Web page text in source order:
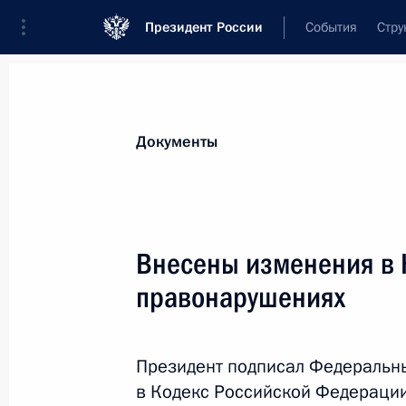
Президент России События
перечней главных
администраторов источников
Документы
Внесены изменения в
правонарушениях
Президент подписал
в Кодекс Российской